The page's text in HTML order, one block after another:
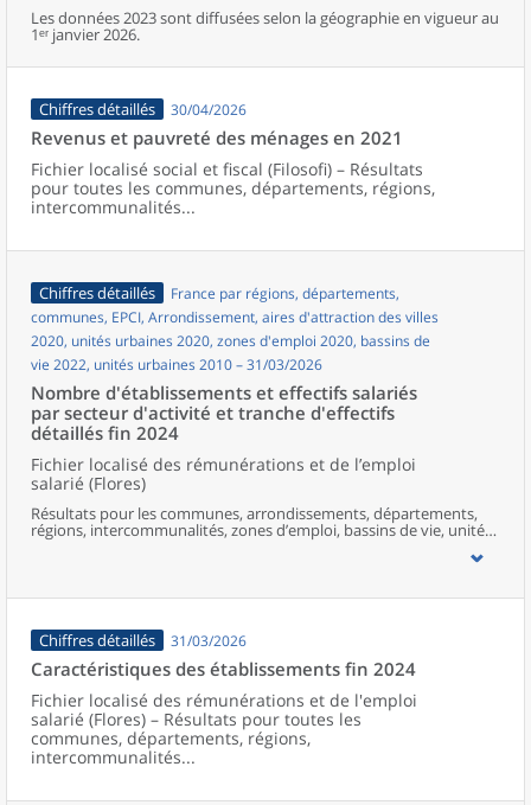
Les données 2023 sont diffusées selon la géographie en vigueur au
1ᵉʳ janvier 2026.
Chiffres détaillés 30/04/2026
Revenus et pauvreté des ménages en 2021
Fichier localisé social et fiscal (Filosofi) – Résultats
pour toutes les communes, départements, régions,
intercommunalités...
Chiffres détaillés
France par régions, départements,
communes, EPCI, Arrondissement, aires d'attraction des villes
2020, unités urbaines 2020, zones d'emploi 2020, bassins de
vie 2022, unités urbaines 2010 – 31/03/2026
Nombre d'établissements et effectifs salariés
par secteur d'activité et tranche d'effectifs
détaillés fin 2024
Fichier localisé des rémunérations et de l’emploi
salarié (Flores)
Résultats pour les communes, arrondissements, départements,
régions, intercommunalités, zones d’emploi, bassins de vie, unités
urbaines et aires d’attraction des villes de France.
Chiffres détaillés 31/03/2026
Caractéristiques des établissements fin 2024
Fichier localisé des rémunérations et de l'emploi
salarié (Flores) – Résultats pour toutes les
communes, départements, régions,
intercommunalités...